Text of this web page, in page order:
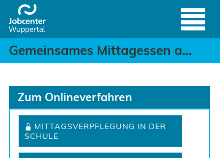
Zum Hauptinhalt springen
Gemeinsames
Header
Gemeinsames Mittagessen an Schulen, Kindergärten und anderen Einrichtungen
Zum Onlineverfahren
MITTAGSVERPFLEGUNG IN DER
SCHULE